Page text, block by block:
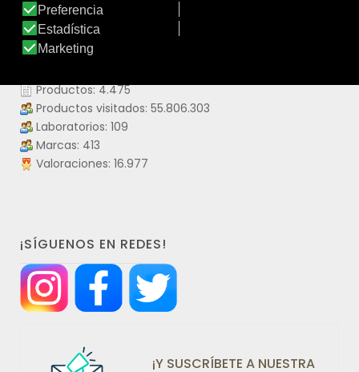
DATOS IDERMO
Productos: 4.475
Productos visitados: 55.806.303
Laboratorios: 109
Marcas: 413
Valoraciones: 16.977
¡SÍGUENOS EN REDES!
¡Y SUSCRÍBETE A NUESTRA